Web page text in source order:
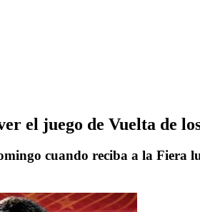
el juego de Vuelta de
cuando reciba a la Fiera